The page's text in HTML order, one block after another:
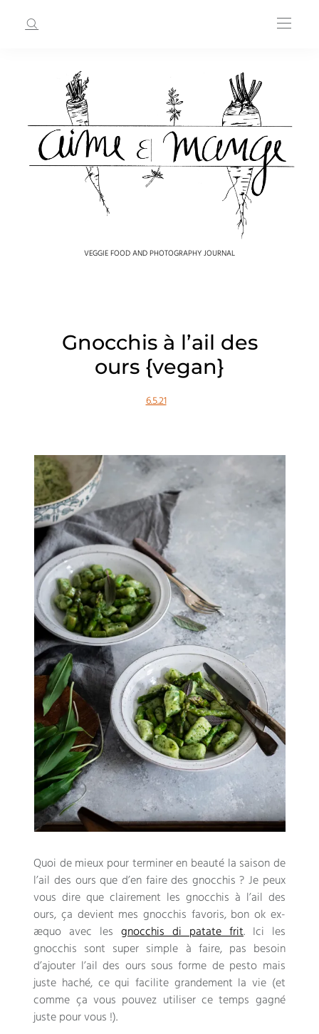
VEGGIE FOOD AND PHOTOGRAPHY JOURNAL
Gnocchis à l’ail des
ours {vegan}
6.5.21
Quoi de mieux pour terminer en beauté la saison de
l’ail des ours que d’en faire des gnocchis ? Je peux
vous dire que clairement les gnocchis à l’ail des
ours, ça devient mes gnocchis favoris, bon ok ex-
æquo avec lesgnocchis di patate frit. Ici les
gnocchis sont super simple à faire, pas besoin
d’ajouter l’ail des ours sous forme de pesto mais
juste haché, ce qui facilite grandement la vie (et
comme ça vous pouvez utiliser ce temps gagné
juste pour vous !).